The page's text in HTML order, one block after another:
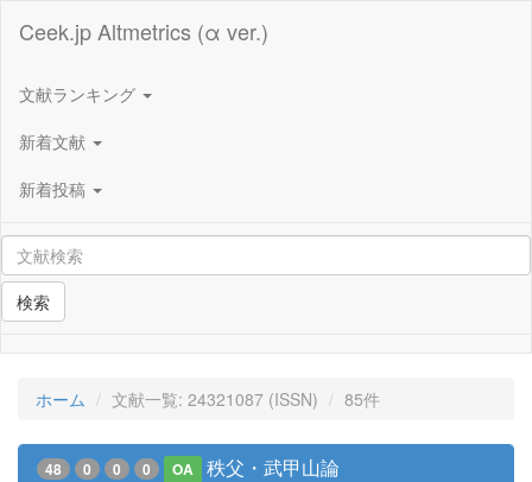
Ceek.jp Altmetrics (α ver.)
文献ランキング
新着文献
新着投稿
検索
ホーム 文献一覧: 24321087 (ISSN) 85件
48 0 0 0 OA 秩父・武甲山論